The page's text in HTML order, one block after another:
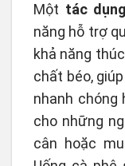
Một tác
năng hỗ trợ
khả năng
chất béo,
nhanh
cho những
cân hoặc